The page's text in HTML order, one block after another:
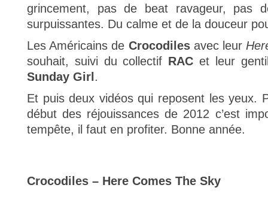
grincement, pas de beat ravageur, pas
surpuissantes. Du calme et de la douceur
Les Américains de Crocodilesavec leur
souhait, suivi du collectif RAC et leur
Sunday Girl .
Et puis deux vidéos qui reposent les yeux.
début des réjouissances de 2012 c’est
tempête, il faut en profiter. Bonne année.
Crocodiles – Here Comes The Sky